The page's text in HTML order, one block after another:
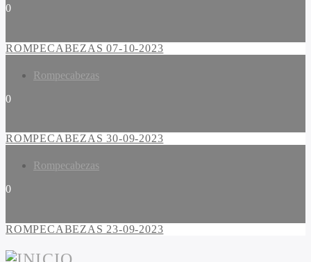
0
ROMPECABEZAS 07-10-2023
Rompecabezas
0
ROMPECABEZAS 30-09-2023
Rompecabezas
0
ROMPECABEZAS 23-09-2023